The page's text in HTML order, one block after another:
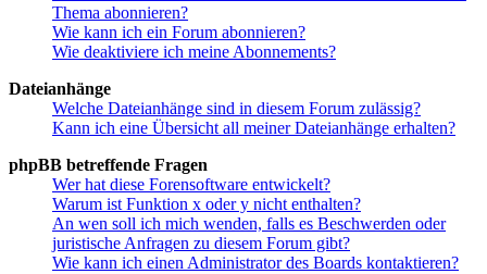
Thema abonnieren?
Wie kann ich ein Forum abonnieren?
Wie deaktiviere ich meine Abonnements?
Dateianhänge
Welche Dateianhänge sind in diesem Forum zulässig?
Kann ich eine Übersicht all meiner Dateianhänge erhalten?
phpBB betreffende Fragen
Wer hat diese Forensoftware entwickelt?
Warum ist Funktion x oder y nicht enthalten?
An wen soll ich mich wenden, falls es Beschwerden oder
juristische Anfragen zu diesem Forum gibt?
Wie kann ich einen Administrator des Boards kontaktieren?